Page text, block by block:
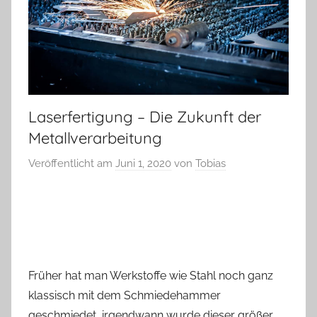
Laserfertigung – Die Zukunft der
Metallverarbeitung
Veröffentlicht am Juni 1, 2020 von Tobias
Früher hat man Werkstoffe wie Stahl noch ganz
klassisch mit dem Schmiedehammer